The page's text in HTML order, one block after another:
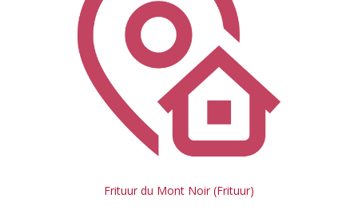
Frituur du Mont Noir (Frituur)